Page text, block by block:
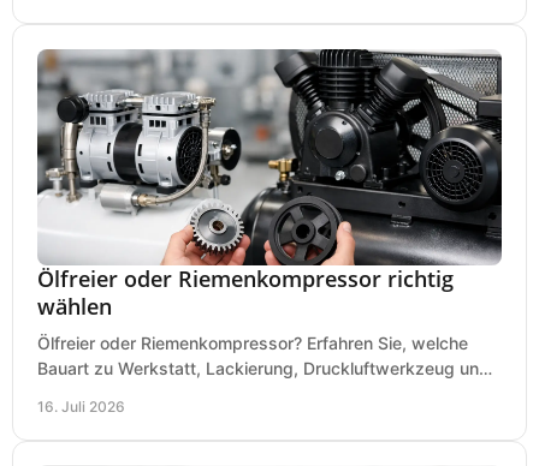
Ölfreier oder Riemenkompressor richtig
wählen
Ölfreier oder Riemenkompressor? Erfahren Sie, welche
Bauart zu Werkstatt, Lackierung, Druckluftwerkzeug und
16. Juli 2026